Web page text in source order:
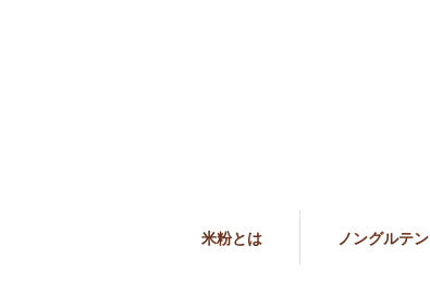
米粉とは ノングルテン